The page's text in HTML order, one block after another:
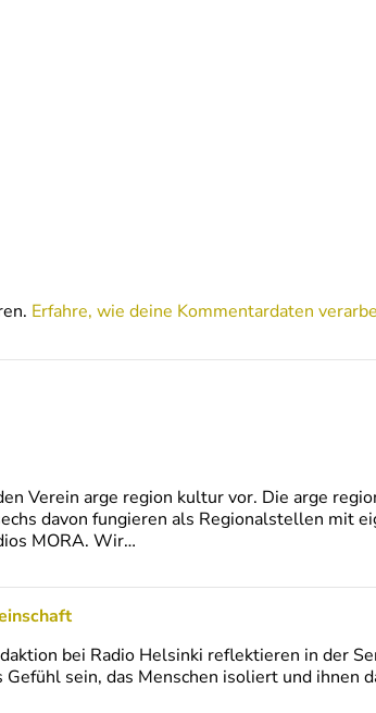
Erfahre, wie deine Kommentardaten
Verein arge region kultur vor. Die arge
davon fungieren als Regionalstellen mit
MORA. Wir…
bei Radio Helsinki reflektieren in der
sein, das Menschen isoliert und ihnen